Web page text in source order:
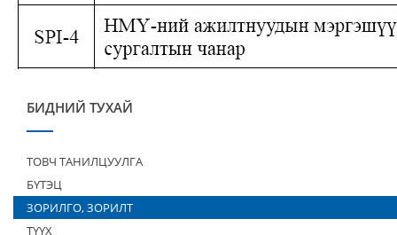
БИДНИЙ ТУХАЙ
ТОВЧ ТАНИЛЦУУЛГА
БҮТЭЦ
ЗОРИЛГО, ЗОРИЛТ
ТҮҮХ